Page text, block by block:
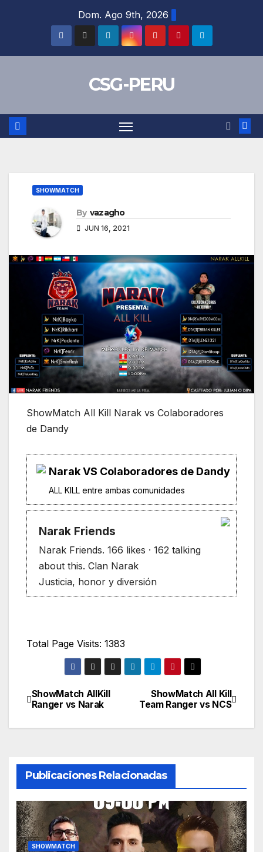
Dom. Ago 9th, 2026
CSG-PERU
SHOWMATCH
By vazagho
JUN 16, 2021
ShowMatch All Kill Narak vs Colaboradores
de Dandy
Narak VS Colaboradores de Dandy
ALL KILL entre ambas comunidades
Narak Friends
Narak Friends. 166 likes · 162 talking
about this. Clan Narak
Justicia, honor y diversión
Total Page Visits: 1383
Navegación
de
ShowMatch All Kill
Team Ranger vs NCS
ShowMatch AllKill
Ranger vs Narak
Publicaciones Relacionadas
SHOWMATCH